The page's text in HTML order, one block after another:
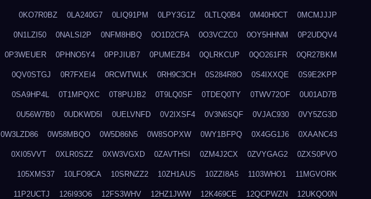
0KO7R0BZ 0LA240G7 0LIQ91PM 0LPY3G1Z 0LTLQ0B4 0M40H0CT 0MCMJJJP
0N1LZI50 0NALSI2P 0NFM8HBQ 0O1D2CFA 0O3VCZC0 0OY5HHNM 0P2UDQV4
0P3WEUER 0PHNO5Y4 0PPJIUB7 0PUMEZB4 0QLRKCUP 0QO261FR 0QR27BKM
0QV0STGJ 0R7FXEI4 0RCWTWLK 0RH9C3CH 0S284R8O 0S4IXXQE 0S9E2KPP
0SA9HP4L 0T1MPQXC 0T8PUJB2 0T9LQ0SF 0TDEQ0TY 0TWV72OF 0U01AD7B
0U56W7B0 0UDKWD5I 0UELVNFD 0V2IXSF4 0V3N6SQF 0VJAC930 0VY5ZG3D
0W3LZD86 0W58MBQO 0W5D86N5 0W8SOPXW 0WY1BFPQ 0X4GG1J6 0XAANC43
0XI05VVT 0XLR0SZZ 0XW3VGXD 0ZAVTHSI 0ZM4J2CX 0ZVYGAG2 0ZXS0PVO
105XMS37 10LFO9CA 10SRNZZ2 10ZH1AUS 10ZZI8A5 1103WHO1 11MGVORK
11P2UCTJ 126I93O6 12FS3WHV 12HZ1JWW 12K469CE 12QCPWZN 12UKQO0N